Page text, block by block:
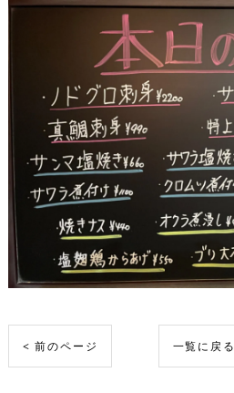
< 前のページ 一覧に戻る